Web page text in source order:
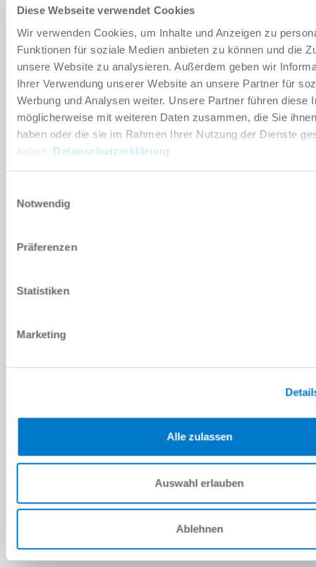
Diese Webseite verwendet Cookies
Wir verwenden Cookies, um Inhalte und Anzeigen zu
Funktionen für soziale Medien anbieten zu können und die
unsere Website zu analysieren. Außerdem geben wir
Ihrer Verwendung unserer Website an unsere Partner für
Werbung und Analysen weiter. Unsere Partner führen diese
möglicherweise mit weiteren Daten zusammen, die Sie
haben oder die sie im Rahmen Ihrer Nutzung der Dienste
haben. Datenschutzerklärung
Notwendig
Präferenzen
Statistiken
Marketing
Alle zulassen
Auswahl erlauben
Ablehnen
IO-Link
WER3000FPB01-00
WER3000FPN01-00
Profinet/Industrial Ethernet